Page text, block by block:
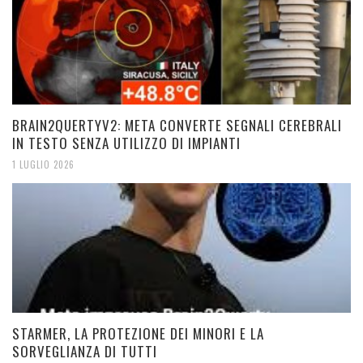
BRAIN2QUERTYV2: META CONVERTE SEGNALI CEREBRALI
IN TESTO SENZA UTILIZZO DI IMPIANTI
1 LUGLIO 2026
STARMER, LA PROTEZIONE DEI MINORI E LA
SORVEGLIANZA DI TUTTI